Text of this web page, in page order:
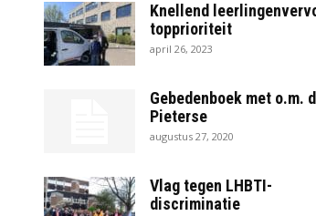
Knellend
topprioriteit
april 26, 2023
Gebedenboek met o.m.
Pieterse
augustus 27, 2020
Vlag tegen LHBTI-
discriminatie